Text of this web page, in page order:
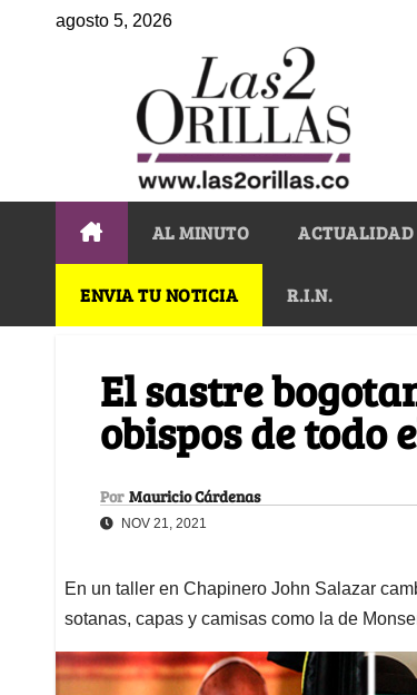
agosto 5, 2026
AL MINUTO ACTUALIDAD
ENVIA TU NOTICIA R.I.N.
El sastre
obispos de todo
Por Mauricio Cárdenas
NOV 21, 2021
En un taller en Chapinero John Salazar
sotanas, capas y camisas como la de